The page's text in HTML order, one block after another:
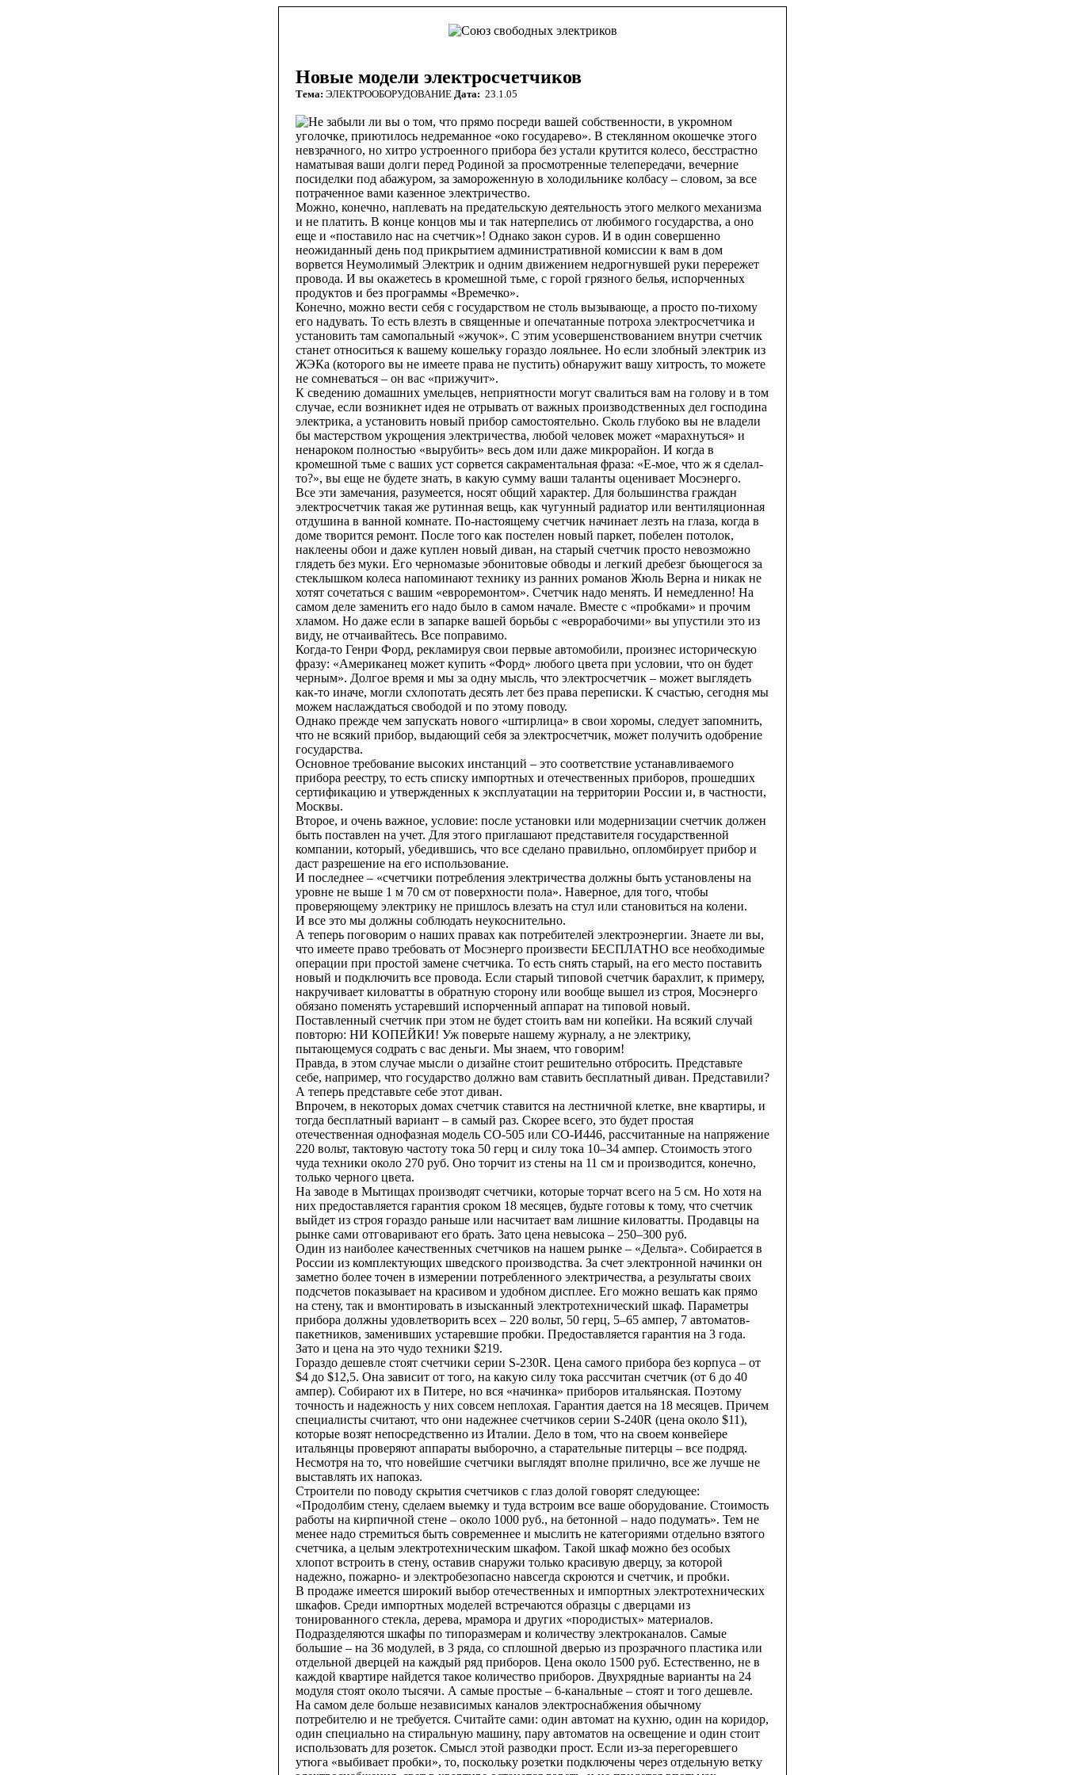
Новые модели электросчетчиков
Тема: ЭЛЕКТРООБОРУДОВАНИЕ Дата: 23.1.05
Не забыли ли вы о том, что прямо посреди вашей собственности, в укромном
уголочке, приютилось недреманное «око государево». В стеклянном окошечке этого
невзрачного, но хитро устроенного прибора без устали крутится колесо, бесстрастно
наматывая ваши долги перед Родиной за просмотренные телепередачи, вечерние
посиделки под абажуром, за замороженную в холодильнике колбасу – словом, за все
потраченное вами казенное электричество.
Можно, конечно, наплевать на предательскую деятельность этого мелкого механизма
и не платить. В конце концов мы и так натерпелись от любимого государства, а оно
еще и «поставило нас на счетчик»! Однако закон суров. И в один совершенно
неожиданный день под прикрытием административной комиссии к вам в дом
ворвется Неумолимый Электрик и одним движением недрогнувшей руки перережет
провода. И вы окажетесь в кромешной тьме, с горой грязного белья, испорченных
продуктов и без программы «Времечко».
Конечно, можно вести себя с государством не столь вызывающе, а просто по-тихому
его надувать. То есть влезть в священные и опечатанные потроха электросчетчика и
установить там самопальный «жучок». С этим усовершенствованием внутри счетчик
станет относиться к вашему кошельку гораздо лояльнее. Но если злобный электрик из
ЖЭКа (которого вы не имеете права не пустить) обнаружит вашу хитрость, то можете
не сомневаться – он вас «прижучит».
К сведению домашних умельцев, неприятности могут свалиться вам на голову и в том
случае, если возникнет идея не отрывать от важных производственных дел господина
электрика, а установить новый прибор самостоятельно. Сколь глубоко вы не владели
бы мастерством укрощения электричества, любой человек может «марахнуться» и
ненароком полностью «вырубить» весь дом или даже микрорайон. И когда в
кромешной тьме с ваших уст сорвется сакраментальная фраза: «Е-мое, что ж я сделал-
то?», вы еще не будете знать, в какую сумму ваши таланты оценивает Мосэнерго.
Все эти замечания, разумеется, носят общий характер. Для большинства граждан
электросчетчик такая же рутинная вещь, как чугунный радиатор или вентиляционная
отдушина в ванной комнате. По-настоящему счетчик начинает лезть на глаза, когда в
доме творится ремонт. После того как постелен новый паркет, побелен потолок,
наклеены обои и даже куплен новый диван, на старый счетчик просто невозможно
глядеть без муки. Его черномазые эбонитовые обводы и легкий дребезг бьющегося за
стеклышком колеса напоминают технику из ранних романов Жюль Верна и никак не
хотят сочетаться с вашим «евроремонтом». Счетчик надо менять. И немедленно! На
самом деле заменить его надо было в самом начале. Вместе с «пробками» и прочим
хламом. Но даже если в запарке вашей борьбы с «еврорабочими» вы упустили это из
виду, не отчаивайтесь. Все поправимо.
Когда-то Генри Форд, рекламируя свои первые автомобили, произнес историческую
фразу: «Американец может купить «Форд» любого цвета при условии, что он будет
черным». Долгое время и мы за одну мысль, что электросчетчик – может выглядеть
как-то иначе, могли схлопотать десять лет без права переписки. К счастью, сегодня мы
можем наслаждаться свободой и по этому поводу.
Однако прежде чем запускать нового «штирлица» в свои хоромы, следует запомнить,
что не всякий прибор, выдающий себя за электросчетчик, может получить одобрение
государства.
Основное требование высоких инстанций – это соответствие устанавливаемого
прибора реестру, то есть списку импортных и отечественных приборов, прошедших
сертификацию и утвержденных к эксплуатации на территории России и, в частности,
Москвы.
Второе, и очень важное, условие: после установки или модернизации счетчик должен
быть поставлен на учет. Для этого приглашают представителя государственной
компании, который, убедившись, что все сделано правильно, опломбирует прибор и
даст разрешение на его использование.
И последнее – «счетчики потребления электричества должны быть установлены на
уровне не выше 1 м 70 см от поверхности пола». Наверное, для того, чтобы
проверяющему электрику не пришлось влезать на стул или становиться на колени.
И все это мы должны соблюдать неукоснительно.
А теперь поговорим о наших правах как потребителей электроэнергии. Знаете ли вы,
что имеете право требовать от Мосэнерго произвести БЕСПЛАТНО все необходимые
операции при простой замене счетчика. То есть снять старый, на его место поставить
новый и подключить все провода. Если старый типовой счетчик барахлит, к примеру,
накручивает киловатты в обратную сторону или вообще вышел из строя, Мосэнерго
обязано поменять устаревший испорченный аппарат на типовой новый.
Поставленный счетчик при этом не будет стоить вам ни копейки. На всякий случай
повторю: НИ КОПЕЙКИ! Уж поверьте нашему журналу, а не электрику,
пытающемуся содрать с вас деньги. Мы знаем, что говорим!
Правда, в этом случае мысли о дизайне стоит решительно отбросить. Представьте
себе, например, что государство должно вам ставить бесплатный диван. Представили?
А теперь представьте себе этот диван.
Впрочем, в некоторых домах счетчик ставится на лестничной клетке, вне квартиры, и
тогда бесплатный вариант – в самый раз. Скорее всего, это будет простая
отечественная однофазная модель СО-505 или СО-И446, рассчитанные на напряжение
220 вольт, тактовую частоту тока 50 герц и силу тока 10–34 ампер. Стоимость этого
чуда техники около 270 руб. Оно торчит из стены на 11 см и производится, конечно,
только черного цвета.
На заводе в Мытищах производят счетчики, которые торчат всего на 5 см. Но хотя на
них предоставляется гарантия сроком 18 месяцев, будьте готовы к тому, что счетчик
выйдет из строя гораздо раньше или насчитает вам лишние киловатты. Продавцы на
рынке сами отговаривают его брать. Зато цена невысока – 250–300 руб.
Один из наиболее качественных счетчиков на нашем рынке – «Дельта». Собирается в
России из комплектующих шведского производства. За счет электронной начинки он
заметно более точен в измерении потребленного электричества, а результаты своих
подсчетов показывает на красивом и удобном дисплее. Его можно вешать как прямо
на стену, так и вмонтировать в изысканный электротехнический шкаф. Параметры
прибора должны удовлетворить всех – 220 вольт, 50 герц, 5–65 ампер, 7 автоматов-
пакетников, заменивших устаревшие пробки. Предоставляется гарантия на 3 года.
Зато и цена на это чудо техники $219.
Гораздо дешевле стоят счетчики серии S-230R. Цена самого прибора без корпуса – от
$4 до $12,5. Она зависит от того, на какую силу тока рассчитан счетчик (от 6 до 40
ампер). Собирают их в Питере, но вся «начинка» приборов итальянская. Поэтому
точность и надежность у них совсем неплохая. Гарантия дается на 18 месяцев. Причем
специалисты считают, что они надежнее счетчиков серии S-240R (цена около $11),
которые возят непосредственно из Италии. Дело в том, что на своем конвейере
итальянцы проверяют аппараты выборочно, а старательные питерцы – все подряд.
Несмотря на то, что новейшие счетчики выглядят вполне прилично, все же лучше не
выставлять их напоказ.
Строители по поводу скрытия счетчиков с глаз долой говорят следующее:
«Продолбим стену, сделаем выемку и туда встроим все ваше оборудование. Стоимость
работы на кирпичной стене – около 1000 руб., на бетонной – надо подумать». Тем не
менее надо стремиться быть современнее и мыслить не категориями отдельно взятого
счетчика, а целым электротехническим шкафом. Такой шкаф можно без особых
хлопот встроить в стену, оставив снаружи только красивую дверцу, за которой
надежно, пожарно- и электробезопасно навсегда скроются и счетчик, и пробки.
В продаже имеется широкий выбор отечественных и импортных электротехнических
шкафов. Среди импортных моделей встречаются образцы с дверцами из
тонированного стекла, дерева, мрамора и других «породистых» материалов.
Подразделяются шкафы по типоразмерам и количеству электроканалов. Самые
большие – на 36 модулей, в 3 ряда, со сплошной дверью из прозрачного пластика или
отдельной дверцей на каждый ряд приборов. Цена около 1500 руб. Естественно, не в
каждой квартире найдется такое количество приборов. Двухрядные варианты на 24
модуля стоят около тысячи. А самые простые – 6-канальные – стоят и того дешевле.
На самом деле больше независимых каналов электроснабжения обычному
потребителю и не требуется. Считайте сами: один автомат на кухню, один на коридор,
один специально на стиральную машину, пару автоматов на освещение и один стоит
использовать для розеток. Смысл этой разводки прост. Если из-за перегоревшего
утюга «выбивает пробки», то, поскольку розетки подключены через отдельную ветку